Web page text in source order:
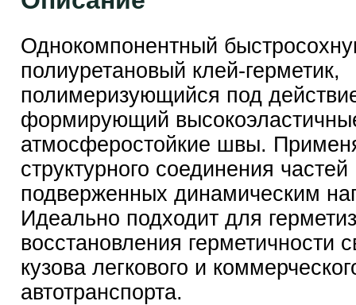
Однокомпонентный
полиуретановый клей-герметик,
полимеризующийся под
формирующий
атмосферостойкие швы.
структурного соединения частей
подверженных динамическим
Идеально подходит для
восстановления герметичности
кузова легкового и
автотранспорта.